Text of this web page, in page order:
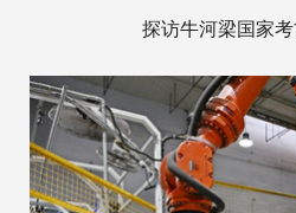
探访牛河梁国家